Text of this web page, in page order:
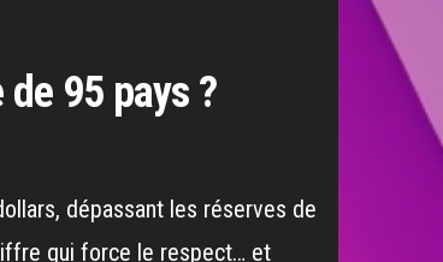
95 pays ?
dépassant les réserves de
qui force le respect… et